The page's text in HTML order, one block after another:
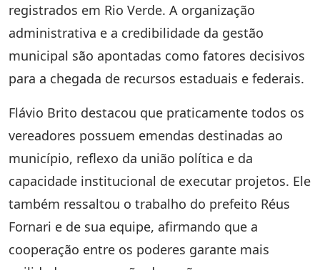
registrados em Rio Verde. A organização
administrativa e a credibilidade da gestão
municipal são apontadas como fatores decisivos
para a chegada de recursos estaduais e federais.
Flávio Brito destacou que praticamente todos os
vereadores possuem emendas destinadas ao
município, reflexo da união política e da
capacidade institucional de executar projetos. Ele
também ressaltou o trabalho do prefeito Réus
Fornari e de sua equipe, afirmando que a
cooperação entre os poderes garante mais